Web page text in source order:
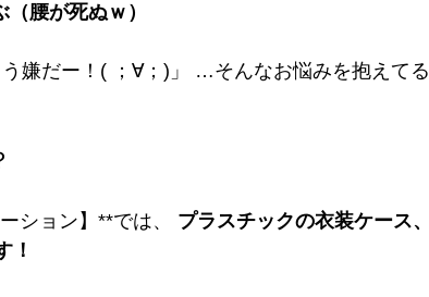
腰が死ぬｗ）
嫌だー！( ；∀；)」 …そんなお悩みを抱えてる
ション】**では、 プラスチックの衣装ケース、
！